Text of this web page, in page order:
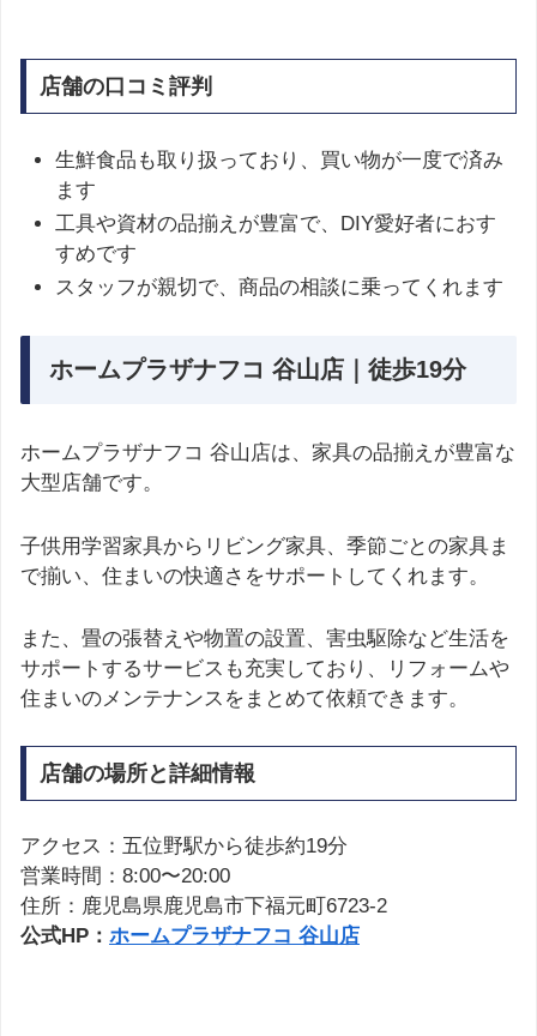
店舗の口コミ評判
生鮮食品も取り扱っており、買い物が一度で済み
ます
工具や資材の品揃えが豊富で、DIY愛好者におす
すめです
スタッフが親切で、商品の相談に乗ってくれます
ホームプラザナフコ 谷山店｜徒歩19分
ホームプラザナフコ 谷山店は、家具の品揃えが豊富な
大型店舗です。
子供用学習家具からリビング家具、季節ごとの家具ま
で揃い、住まいの快適さをサポートしてくれます。
また、畳の張替えや物置の設置、害虫駆除など生活を
サポートするサービスも充実しており、リフォームや
住まいのメンテナンスをまとめて依頼できます。
店舗の場所と詳細情報
アクセス：五位野駅から徒歩約19分
営業時間：8:00〜20:00
住所：鹿児島県鹿児島市下福元町6723-2
公式HP： ホームプラザナフコ 谷山店